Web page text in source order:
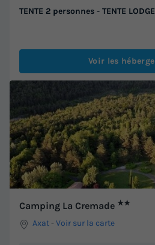
TENTE 2 personnes - TENTE LODGE
Voir les
Camping La Cremade ★★
Axat -Voir sur la carte